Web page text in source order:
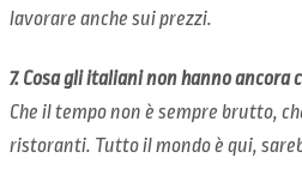
lavorare anche sui prezzi.
7. Cosa gli italiani non hanno ancora
Che il tempo non è sempre brutto,
ristoranti. Tutto il mondo è qui,